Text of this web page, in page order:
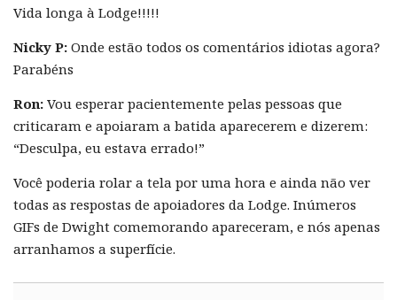
Vida longa à Lodge!!!!!
Nicky P: Onde estão todos os comentários idiotas agora?
Parabéns
Ron: Vou esperar pacientemente pelas pessoas que
criticaram e apoiaram a batida aparecerem e dizerem:
“Desculpa, eu estava errado!”
Você poderia rolar a tela por uma hora e ainda não ver
todas as respostas de apoiadores da Lodge. Inúmeros
GIFs de Dwight comemorando apareceram, e nós apenas
arranhamos a superfície.